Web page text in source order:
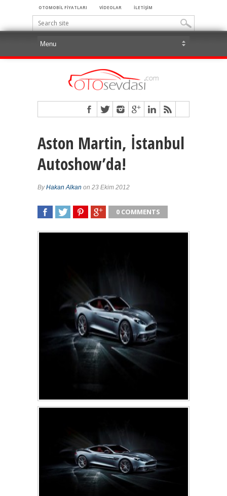
OTOMOBİL FİYATLARI VİDEOLAR İLETİŞİM
Aston Martin, İstanbul
Autoshow’da!
ByHakan Alkan on 23 Ekim 2012
0 COMMENTS